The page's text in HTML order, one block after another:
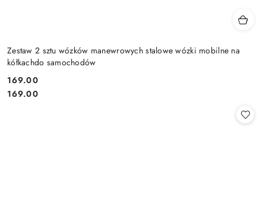
Zestaw 2 sztu wózków manewrowych stalowe wózki mobilne na
kółkachdo samochodów
Cena:
169.00
Cena:
169.00